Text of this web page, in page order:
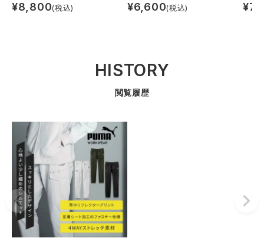
¥8,800(税込) ¥6,600(税込) ¥
HISTORY
閲覧履歴